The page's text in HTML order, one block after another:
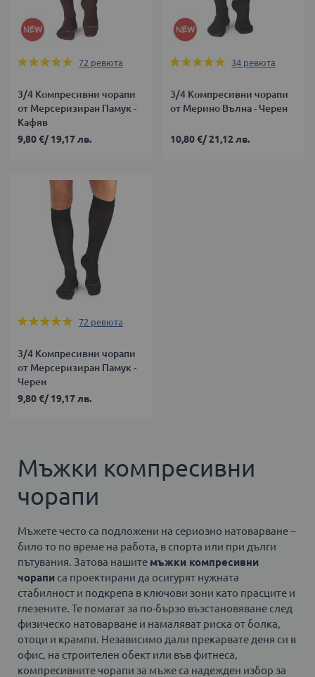
Оценка:
72 ревюта
3/4 Компресивни чорапи
от Мерсеризиран Памук -
Кафяв
9,80 €/19,17 лв.
Оценка:
34 ревюта
3/4 Компресивни чорапи
от Мерино Вълна - Черен
10,80 €/21,12 лв.
Оценка:
72 ревюта
3/4 Компресивни чорапи
от Мерсеризиран Памук -
Черен
9,80 €/19,17 лв.
Мъжки компресивни
чорапи
Мъжете често са подложени на сериозно натоварване –
било то по време на работа, в спорта или при дълги
пътувания. Затова нашите мъжки компресивни
чорапи са проектирани да осигурят нужната
стабилност и подкрепа в ключови зони като прасците и
глезените. Те помагат за по-бързо възстановяване след
физическо натоварване и намаляват риска от болка,
отоци и крампи. Независимо дали прекарвате деня си в
офис, на строителен обект или във фитнеса,
компресивните чорапи за мъже са надежден избор за